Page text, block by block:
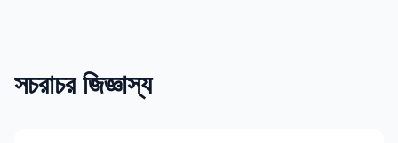
সচরাচর জিজ্ঞাস্য